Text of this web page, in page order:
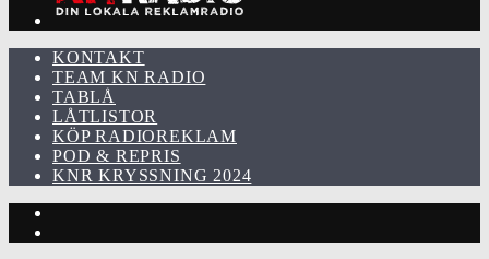
KONTAKT
TEAM KN RADIO
TABLÅ
LÅTLISTOR
KÖP RADIOREKLAM
POD & REPRIS
KNR KRYSSNING 2024